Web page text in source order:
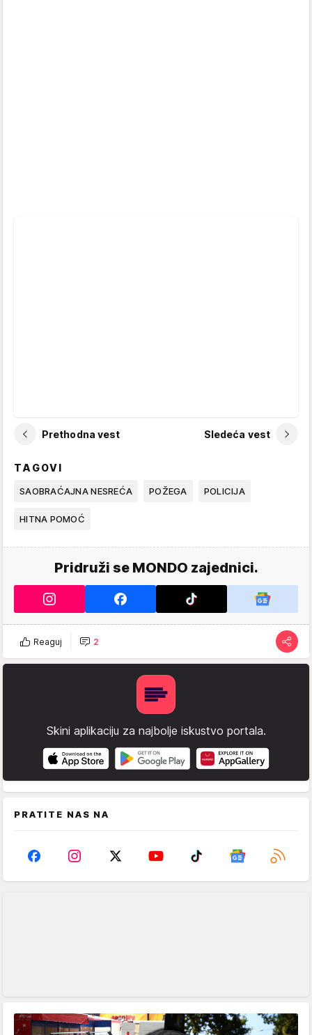
Prethodna vest Sledeća vest
TAGOVI
SAOBRAĆAJNA NESREĆA POŽEGA POLICIJA
HITNA POMOĆ
Pridruži se MONDO zajednici.
Reaguj 2
Skini aplikaciju za najbolje iskustvo portala.
PRATITE NAS NA